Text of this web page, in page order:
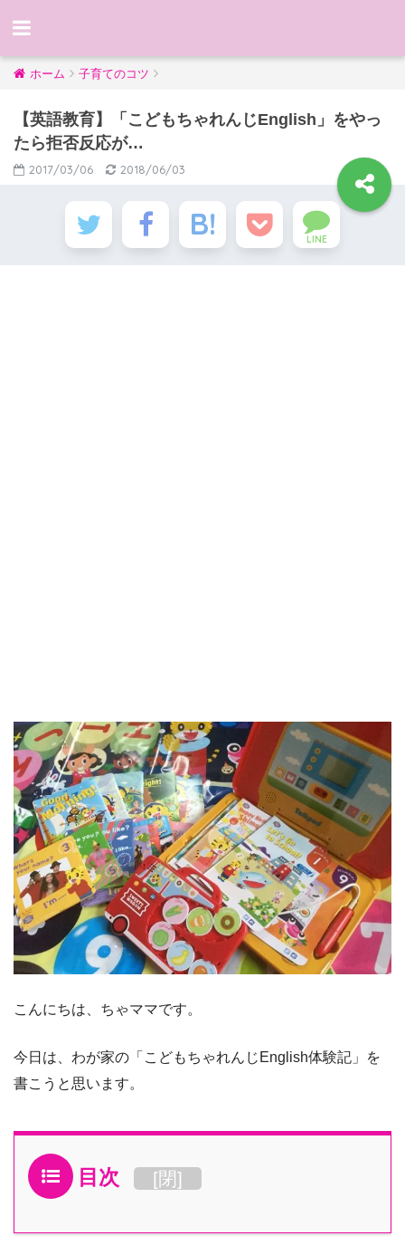
ホーム 子育てのコツ
【英語教育】「こどもちゃれんじEnglish」をやっ
たら拒否反応が…
2017/03/06 2018/06/03
LINE
こんにちは、ちゃママです。
今日は、わが家の「こどもちゃれんじEnglish体験記」を
書こうと思います。
目次 [閉]